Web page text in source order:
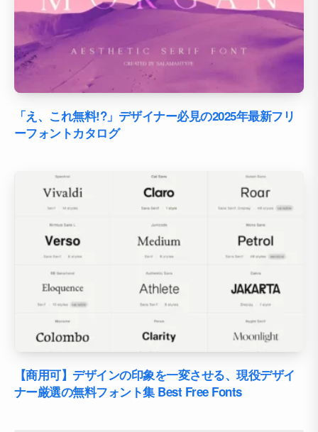
「え、これ無料!?」デザイナー必見の2025年最新フリ
ーフォントカタログ
【商用可】デザインの印象を一変させる、現役デザイ
ナー厳選の無料フォント集 Best Free Fonts